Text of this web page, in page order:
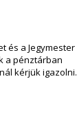
és a Jegymester
a pénztárban
kérjük igazolni.